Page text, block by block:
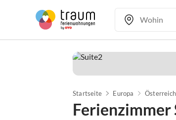
Startseite Europa Österreich